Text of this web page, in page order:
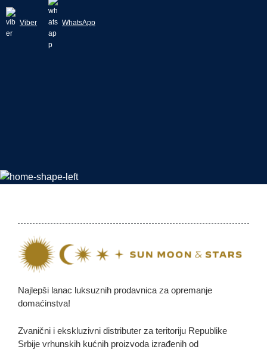
Viber WhatsApp
Najlepši lanac luksuznih prodavnica za opremanje
domaćinstva!
Zvanični i ekskluzivni distributer za teritoriju Republike
Srbije vrhunskih kućnih proizvoda izrađenih od